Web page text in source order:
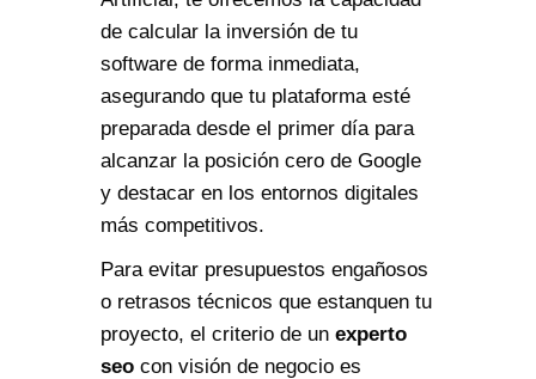
de calcular la inversión de tu
software de forma inmediata,
asegurando que tu plataforma esté
preparada desde el primer día para
alcanzar la posición cero de Google
y destacar en los entornos digitales
más competitivos.
Para evitar presupuestos engañosos
o retrasos técnicos que estanquen tu
proyecto, el criterio de un experto
seo con visión de negocio es